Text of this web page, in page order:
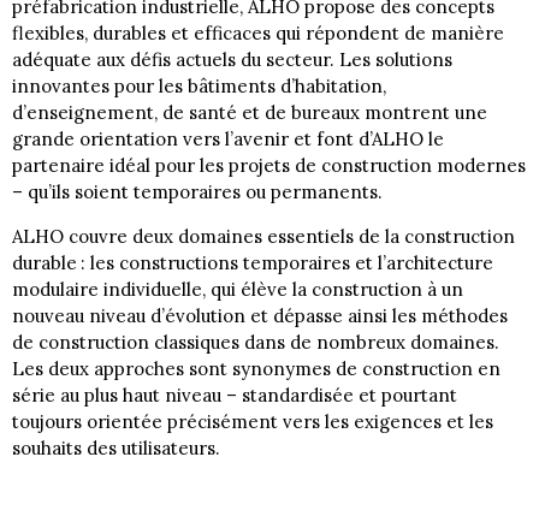
préfabrication industrielle, ALHO propose des concepts
flexibles, durables et efficaces qui répondent de manière
adéquate aux défis actuels du secteur. Les solutions
innovantes pour les bâtiments d’habitation,
d’enseignement, de santé et de bureaux montrent une
grande orientation vers l’avenir et font d’ALHO le
partenaire idéal pour les projets de construction modernes
– qu’ils soient temporaires ou permanents.
ALHO couvre deux domaines essentiels de la construction
durable : les constructions temporaires et l’architecture
modulaire individuelle, qui élève la construction à un
nouveau niveau d’évolution et dépasse ainsi les méthodes
de construction classiques dans de nombreux domaines.
Les deux approches sont synonymes de construction en
série au plus haut niveau – standardisée et pourtant
toujours orientée précisément vers les exigences et les
souhaits des utilisateurs.